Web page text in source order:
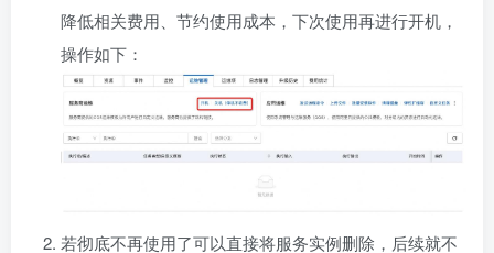
降低相关费用、节约使用成本，下次使用再进行开机，
操作如下：
若彻底不再使用了可以直接将服务实例删除，后续就不